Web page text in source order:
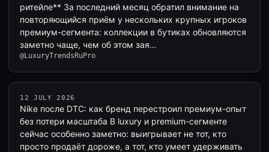
ритейле** За последний месяц обратил внимание на
повторяющийся приём у нескольких крупных игроков
премиум-сегмента: коллекции в бутиках обновляются
заметно чаще, чем об этом зая…
@LuxuryTrendsRuPro
12 JULY 2026
Nike после DTC: как бренд перестроил премиум-опыт
без потери масштаба В luxury и premium-сегменте
сейчас особенно заметно: выигрывает не тот, кто
просто продаёт дороже, а тот, кто умеет удерживать